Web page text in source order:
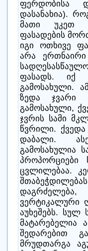
ფერდობისა
დასანახია).
მათი უკეთ
ფასადების
იგი ოთხივე
არა ერთნაირი
ფასადს. იქ
გამოსახული.
ზედა ჯვარი
გამოსახული,
ჯვრის სამი
წვრილი.
დაბალი.
გამოსახულია
პროპორციები
ცვლილებაა.
ვერტიკალური
აუხეშებს. სულ
მატარებელია
შედარებით
მრუდთარგა